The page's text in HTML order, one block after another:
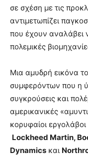
σε σχέση με τις
αντιμετωπίζει
που έχουν αναλάβει
πολεμικές
Μια αμυδρή εικόνα
συμφερόντων που η
συγκρούσεις και
αμερικανικές
κορυφαίοι
Lockheed Martin,
Dynamics και